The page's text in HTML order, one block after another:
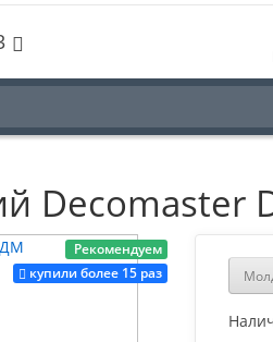
Decomaster
Рекомендуем
купили более 15 раз